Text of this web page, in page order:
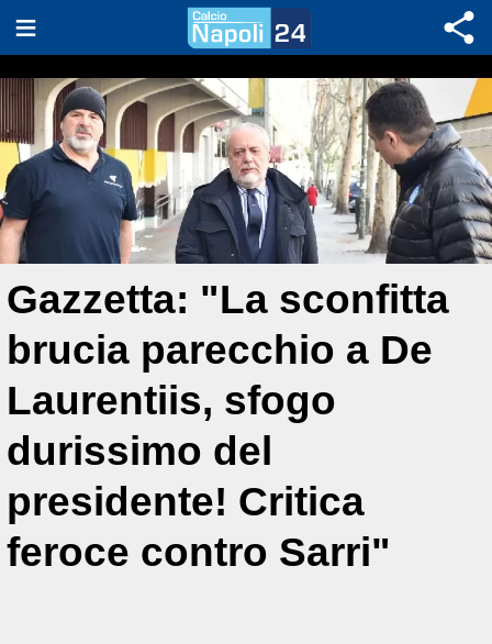
Gazzetta: "La sconfitta
brucia parecchio a De
Laurentiis, sfogo
durissimo del
presidente! Critica
feroce contro Sarri"